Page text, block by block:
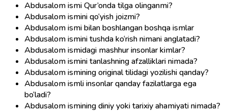
Abdusalom ismi Qur’onda tilga olinganmi?
Abdusalom ismini qo‘yish joizmi?
Abdusalom ismi bilan boshlangan boshqa ismlar
Abdusalom ismini tushda ko‘rish nimani anglatadi?
Abdusalom ismidagi mashhur insonlar kimlar?
Abdusalom ismini tanlashning afzalliklari nimada?
Abdusalom ismining original tilidagi yozilishi qanday?
Abdusalom ismli insonlar qanday fazilatlarga ega
bo‘ladi?
Abdusalom ismining diniy yoki tarixiy ahamiyati nimada?